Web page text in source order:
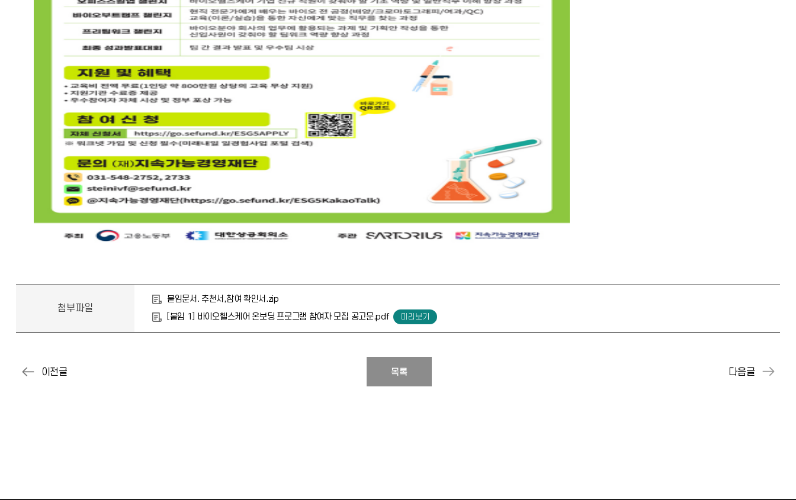
첨부파일
붙임문서. 추천서,참여 확인서.zip
[붙임 1] 바이오헬스케어 온보딩 프로그램 참여자 모집 공고문.pdf
목록